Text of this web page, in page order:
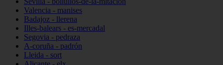
Valencia - manises
Badajoz - llerena
Illes-balears - es-mercadal
Segovia - pedraza
A-coruña - padrón
Lleida - sort